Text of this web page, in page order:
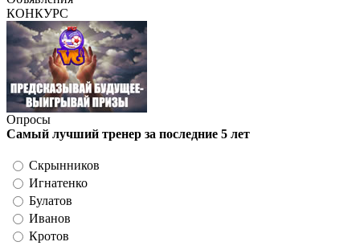
КОНКУРС
Опросы
Самый лучший тренер за последние 5 лет
Скрынников
Игнатенко
Булатов
Иванов
Кротов